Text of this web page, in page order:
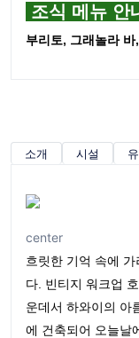
조식 메뉴 안
부리토, 그래놀라
소개 시설
center
흐릿한 기억 속에
다. 빈티지 워크업
운데서 하와이의 아
에 건축되어 오늘날